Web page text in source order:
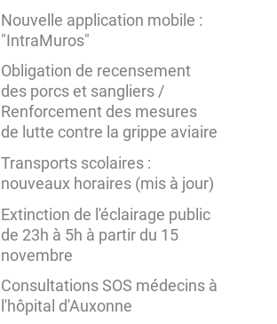
Nouvelle application mobile :
"IntraMuros"
Obligation de recensement
des porcs et sangliers /
Renforcement des mesures
de lutte contre la grippe aviaire
Transports scolaires :
nouveaux horaires (mis à jour)
Extinction de l'éclairage public
de 23h à 5h à partir du 15
novembre
Consultations SOS médecins à
l'hôpital d'Auxonne